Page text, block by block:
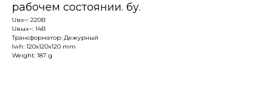
рабочем состоянии. бу.
Uвх~: 220В
Uвых~: 14В
Трансформатор: Дежурный
lwh: 120x120x120 mm
Weight: 187 g